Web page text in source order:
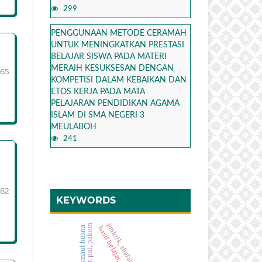
299
PENGGUNAAN METODE CERAMAH
UNTUK MENINGKATKAN PRESTASI
BELAJAR SISWA PADA MATERI
MERAIH KESUKSESAN DENGAN
KOMPETISI DALAM KEBAIKAN DAN
ETOS KERJA PADA MATA
PELAJARAN PENDIDIKAN AGAMA
ISLAM DI SMA NEGERI 3
MEULABOH
241
KEYWORDS